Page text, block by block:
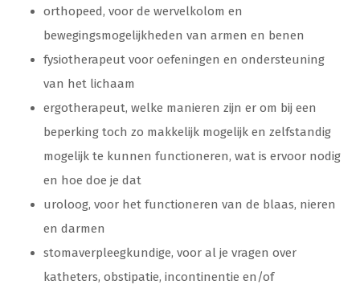
orthopeed, voor de wervelkolom en
bewegingsmogelijkheden van armen en benen
fysiotherapeut voor oefeningen en ondersteuning
van het lichaam
ergotherapeut, welke manieren zijn er om bij een
beperking toch zo makkelijk mogelijk en zelfstandig
mogelijk te kunnen functioneren, wat is ervoor nodig
en hoe doe je dat
uroloog, voor het functioneren van de blaas, nieren
en darmen
stomaverpleegkundige, voor al je vragen over
katheters, obstipatie, incontinentie en/of